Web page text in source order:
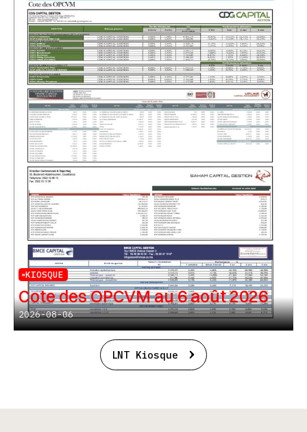
KIOSQUE
Cote des OPCVM au 6 août 2026
2026-08-06
LNT Kiosque